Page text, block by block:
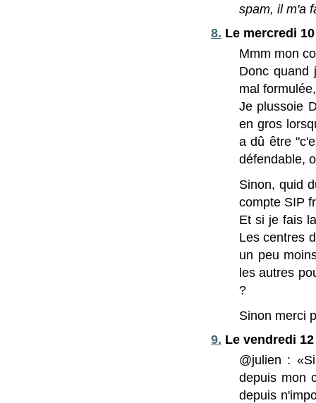
spam, il m'a
8. Le mercredi
Mmm mon
Donc quand
mal
Je plussoie
en gros
a dû être
défendable,
Sinon, quid
compte SIP
Et si je fais
Les centres
un peu
les autres
?
Sinon merci
9. Le vendredi
@julien :
depuis mon
depuis